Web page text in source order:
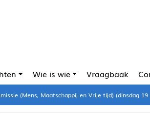
Wie is wie Vraagbaak
(Mens, Maatschappij en Vrije tijd) (dinsdag 19 mei